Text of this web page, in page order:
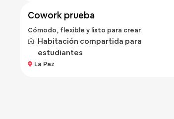
cowork prueba
Cómodo, flexible y listo para crear.
Habitación compartida para
estudiantes
La Paz